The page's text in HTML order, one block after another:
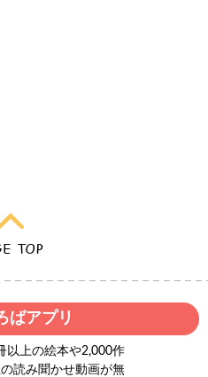
ばアプリ
以上の絵本や2,000作
読み聞かせ動画が無